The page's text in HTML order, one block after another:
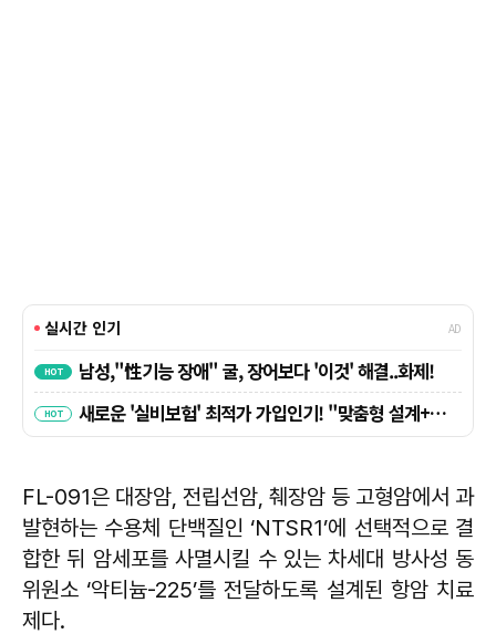
FL-091은 대장암, 전립선암, 췌장암 등 고형암에서 과
발현하는 수용체 단백질인 ‘NTSR1’에 선택적으로 결
합한 뒤 암세포를 사멸시킬 수 있는 차세대 방사성 동
위원소 ‘악티늄-225’를 전달하도록 설계된 항암 치료
제다.